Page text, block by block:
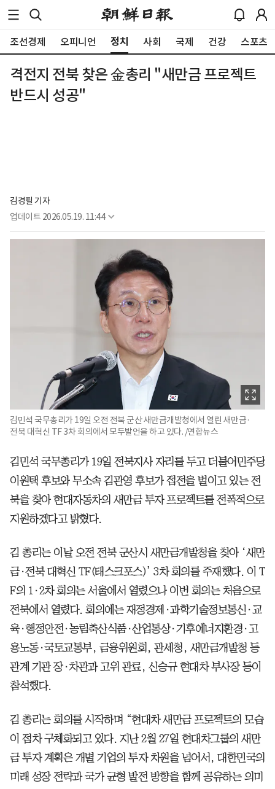
조선경제 오피니언 정치 사회 국제 건강 스포츠
격전지 전북 찾은 金총리 "새만금 프로젝트
반드시 성공"
김경필 기자
업데이트 2026.05.19. 11:44
김민석 국무총리가 19일 오전 전북 군산 새만금개발청에서 열린 새만금·
전북 대혁신 TF 3차 회의에서 모두발언을 하고 있다. /연합뉴스
김민석 국무총리가 19일 전북지사 자리를 두고 더불어민주당
이원택 후보와 무소속 김관영 후보가 접전을 벌이고 있는 전
북을 찾아 현대자동차의 새만금 투자 프로젝트를 전폭적으로
지원하겠다고 밝혔다.
김 총리는 이날 오전 전북 군산시 새만금개발청을 찾아 ‘새만
금·전북 대혁신 TF(태스크포스)’ 3차 회의를 주재했다. 이 T
F의 1·2차 회의는 서울에서 열렸으나 이번 회의는 처음으로
전북에서 열렸다. 회의에는 재정경제·과학기술정보통신·교
육·행정안전·농림축산식품·산업통상·기후에너지환경·고
용노동·국토교통부, 금융위원회, 관세청, 새만금개발청 등
관계 기관 장·차관과 고위 관료, 신승규 현대차 부사장 등이
참석했다.
김 총리는 회의를 시작하며 “현대차 새만금 프로젝트의 모습
이 점차 구체화되고 있다. 지난 2월 27일 현대차그룹의 새만
금 투자 계획은 개별 기업의 투자 차원을 넘어서, 대한민국의
미래 성장 전략과 국가 균형 발전 방향을 함께 공유하는 의미